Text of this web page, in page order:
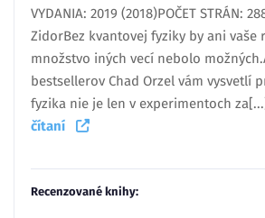
VYDANIA: 2019 (2018)POČET STRÁN:
ZidorBez kvantovej fyziky by ani vaše
množstvo iných vecí nebolo
bestsellerov Chad Orzel vám vysvetlí
fyzika nie je len v experimentoch
čítaní
Recenzované knihy: